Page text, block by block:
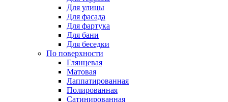
Для улицы
Для фасада
Для фартука
Для бани
Для беседки
По поверхности
Глянцевая
Матовая
Лаппатированная
Полированная
Сатинированная